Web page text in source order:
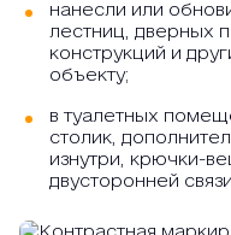
нанесли или
лестниц, дверных
конструкций и
объекту;
в туалетных
столик,
изнутри, крючки-
двусторонней